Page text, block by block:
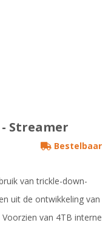
- Streamer
Bestelbaar
van trickle-down-
uit de ontwikkeling van
van 4TB interne